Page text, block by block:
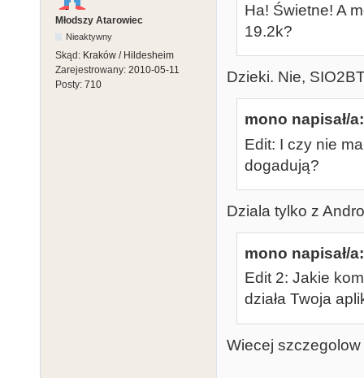
Młodszy Atarowiec
Nieaktywny
Skąd: Kraków / Hildesheim
Zarejestrowany: 2010-05-11
Posty: 710
Ha! Świetne! A
19.2k?
Dzieki. Nie,
mono napisał/a:
Edit: I czy nie
dogadują?
Dziala tylko z
mono napisał/a:
Edit 2: Jakie
działa Twoja
Wiecej